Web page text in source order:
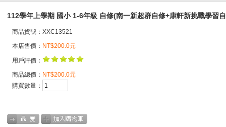
112學年上學期 國小 1-6年級 自修(南一新超群自修+康軒新挑戰學習
商品貨號：XXC13521
本店售價： NT$200.0元
用戶評價：
商品總價： NT$200.0元
購買數量：